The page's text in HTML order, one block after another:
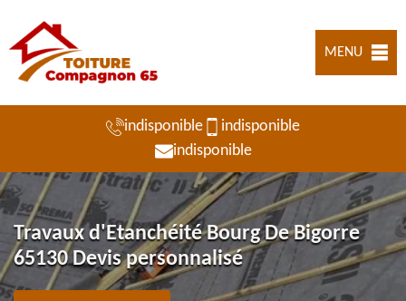
MENU
indisponible
indisponible
indisponible
Travaux d'Etanchéité Bourg De Bigorre
65130 Devis personnalisé